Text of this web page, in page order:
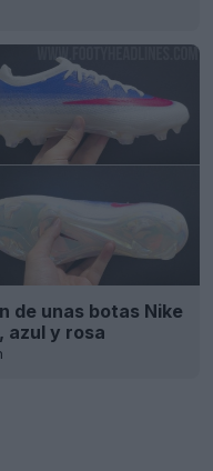
de unas botas Nike
azul y rosa